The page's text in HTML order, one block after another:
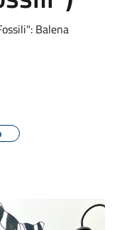
Balena